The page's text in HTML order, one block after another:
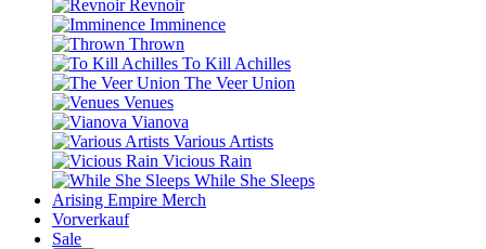
Revnoir
Imminence
Thrown
To Kill Achilles
The Veer Union
Venues
Vianova
Various Artists
Vicious Rain
While She Sleeps
Arising Empire Merch
Vorverkauf
Sale